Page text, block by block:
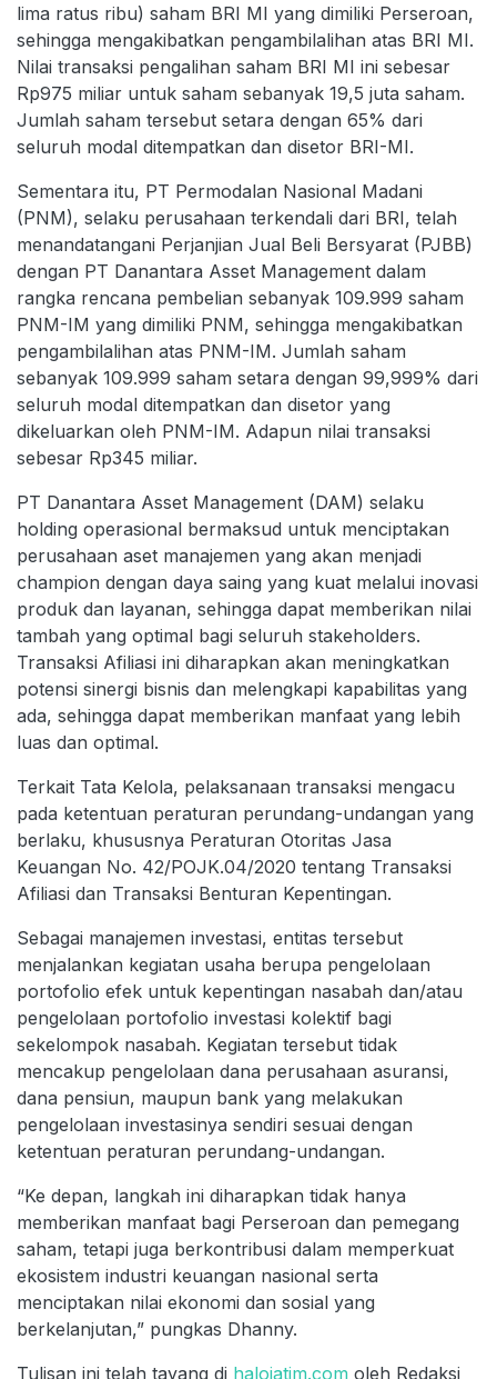
lima ratus ribu) saham BRI MI yang dimiliki Perseroan,
sehingga mengakibatkan pengambilalihan atas BRI MI.
Nilai transaksi pengalihan saham BRI MI ini sebesar
Rp975 miliar untuk saham sebanyak 19,5 juta saham.
Jumlah saham tersebut setara dengan 65% dari
seluruh modal ditempatkan dan disetor BRI-MI.
Sementara itu, PT Permodalan Nasional Madani
(PNM), selaku perusahaan terkendali dari BRI, telah
menandatangani Perjanjian Jual Beli Bersyarat (PJBB)
dengan PT Danantara Asset Management dalam
rangka rencana pembelian sebanyak 109.999 saham
PNM-IM yang dimiliki PNM, sehingga mengakibatkan
pengambilalihan atas PNM-IM. Jumlah saham
sebanyak 109.999 saham setara dengan 99,999% dari
seluruh modal ditempatkan dan disetor yang
dikeluarkan oleh PNM-IM. Adapun nilai transaksi
sebesar Rp345 miliar.
PT Danantara Asset Management (DAM) selaku
holding operasional bermaksud untuk menciptakan
perusahaan aset manajemen yang akan menjadi
champion dengan daya saing yang kuat melalui inovasi
produk dan layanan, sehingga dapat memberikan nilai
tambah yang optimal bagi seluruh stakeholders.
Transaksi Afiliasi ini diharapkan akan meningkatkan
potensi sinergi bisnis dan melengkapi kapabilitas yang
ada, sehingga dapat memberikan manfaat yang lebih
luas dan optimal.
Terkait Tata Kelola, pelaksanaan transaksi mengacu
pada ketentuan peraturan perundang-undangan yang
berlaku, khususnya Peraturan Otoritas Jasa
Keuangan No. 42/POJK.04/2020 tentang Transaksi
Afiliasi dan Transaksi Benturan Kepentingan.
Sebagai manajemen investasi, entitas tersebut
menjalankan kegiatan usaha berupa pengelolaan
portofolio efek untuk kepentingan nasabah dan/atau
pengelolaan portofolio investasi kolektif bagi
sekelompok nasabah. Kegiatan tersebut tidak
mencakup pengelolaan dana perusahaan asuransi,
dana pensiun, maupun bank yang melakukan
pengelolaan investasinya sendiri sesuai dengan
ketentuan peraturan perundang-undangan.
“Ke depan, langkah ini diharapkan tidak hanya
memberikan manfaat bagi Perseroan dan pemegang
saham, tetapi juga berkontribusi dalam memperkuat
ekosistem industri keuangan nasional serta
menciptakan nilai ekonomi dan sosial yang
berkelanjutan,” pungkas Dhanny.
Tulisan ini telah tayang di halojatim.com oleh Redaksi